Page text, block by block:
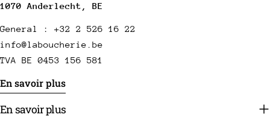
1070 Anderlecht, BE
General : +32 2 526 16 22
info@laboucherie.be
TVA BE 0453 156 581
En savoir plus
En savoir plus